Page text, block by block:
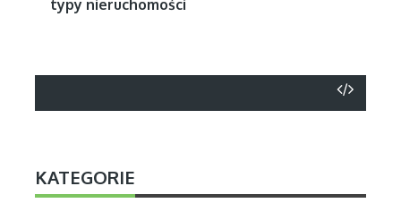
typy nieruchomości
KATEGORIE